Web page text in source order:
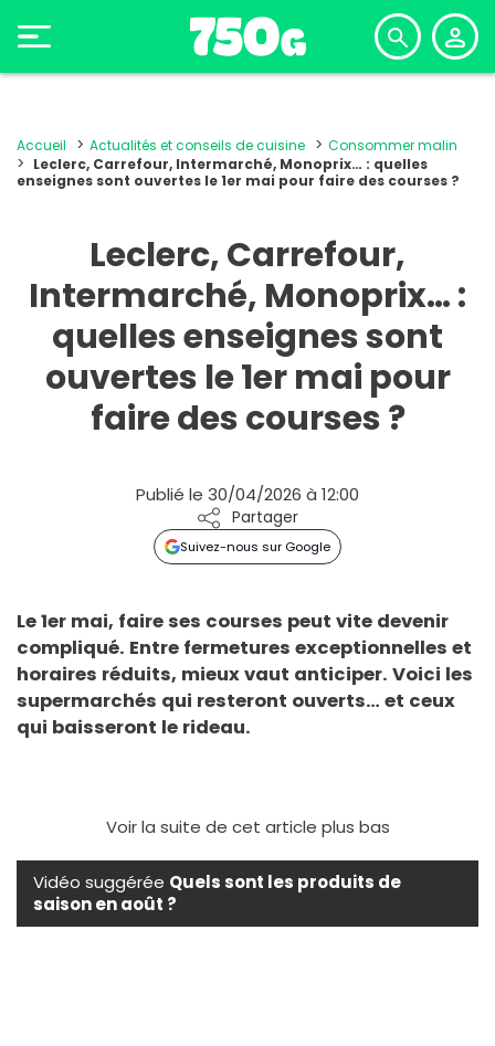
Accueil Actualités et conseils de cuisine
Consommer malin
Leclerc, Carrefour, Intermarché, Monoprix… : quelles
enseignes sont ouvertes le 1er mai pour faire des courses ?
Leclerc, Carrefour,
Intermarché, Monoprix… :
quelles enseignes sont
ouvertes le 1er mai pour
faire des courses ?
Publié le 30/04/2026 à 12:00
Partager
Suivez-nous sur Google
Le 1er mai, faire ses courses peut vite devenir
compliqué. Entre fermetures exceptionnelles et
horaires réduits, mieux vaut anticiper. Voici les
supermarchés qui resteront ouverts… et ceux
qui baisseront le rideau.
Voir la suite de cet article plus bas
Vidéo suggérée Quels sont les produits de
saison en août ?